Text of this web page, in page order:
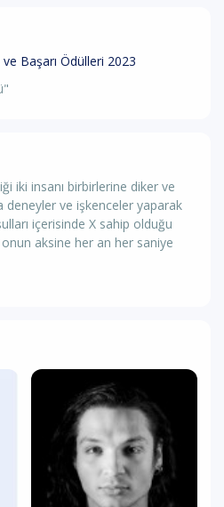
Başarı Ödülleri 2023
iki insanı birbirlerine diker ve
deneyler ve işkenceler yaparak
içerisinde X sahip olduğu
aksine her an her saniye